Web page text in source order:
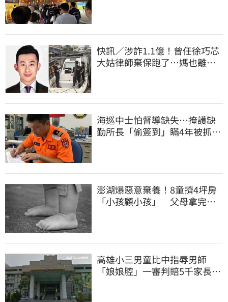
快訊／涉詐1.1億！曾任徐巧芯
大姑律師棄保跑了…媽也離
海巡中士怕督導缺失…掩護缺
勤所長「偷簽到」瞞4年被抓
澎湖爆惡意棄養！8童擠4坪房
「小孩顧小孩」 父母拿完補
高雄小三男童比中指辱男師
「娘娘腔」一審判賠5千家長不